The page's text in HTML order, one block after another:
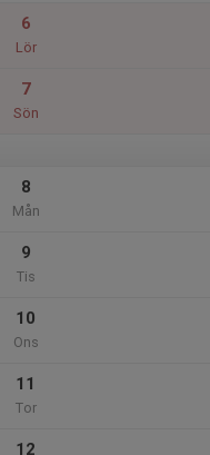
6
Lör
7
Sön
8
Mån
9
Tis
10
Ons
11
Tor
12